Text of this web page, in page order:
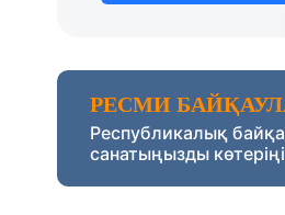
РЕСМИ
Республикалық
санатыңызды